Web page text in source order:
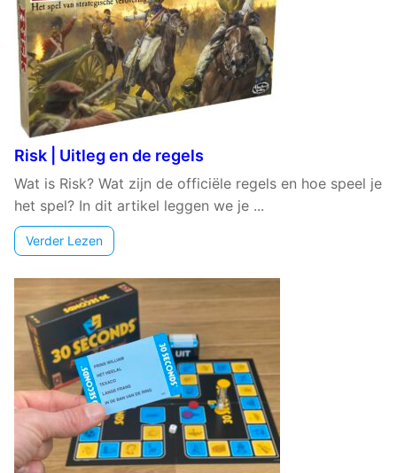
Risk | Uitleg en de regels
Wat is Risk? Wat zijn de officiële regels en hoe speel je
het spel? In dit artikel leggen we je ...
Verder Lezen